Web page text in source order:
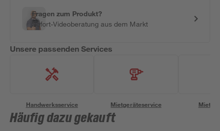
Fragen zum Produkt?
Sofort-Videoberatung aus dem Markt
Unsere passenden Services
Handwerksservice Mietgeräteservice
Häufig dazu gekauft